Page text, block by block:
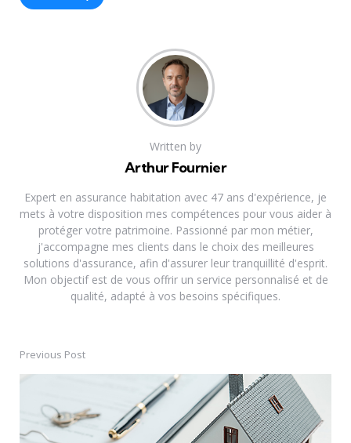
Written by
Arthur Fournier
Expert en assurance habitation avec 47 ans d'expérience, je
mets à votre disposition mes compétences pour vous aider à
protéger votre patrimoine. Passionné par mon métier,
j'accompagne mes clients dans le choix des meilleures
solutions d'assurance, afin d'assurer leur tranquillité d'esprit.
Mon objectif est de vous offrir un service personnalisé et de
qualité, adapté à vos besoins spécifiques.
PostPrevious Post